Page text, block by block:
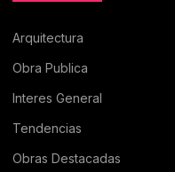
Arquitectura
Obra Publica
Interes General
Tendencias
Obras Destacadas